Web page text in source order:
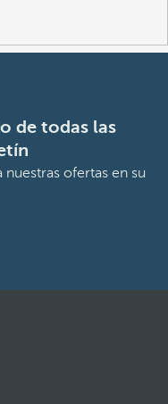
de todas las
ofertas en su